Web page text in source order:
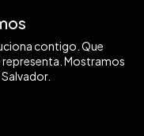
contigo. Que
Mostramos